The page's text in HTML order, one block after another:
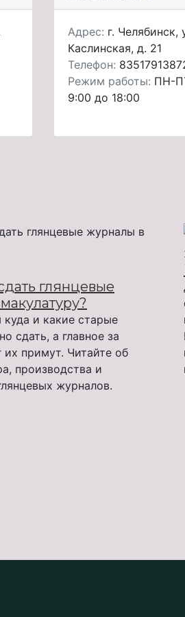
Адрес: г. Челябинск,
Каслинская, д. 21
Телефон:
Режим работы: ПН-
9:00 до 18:00
глянцевые
куда и какие старые
сдать, а главное за
их примут. Читайте об
производства и
журналов.